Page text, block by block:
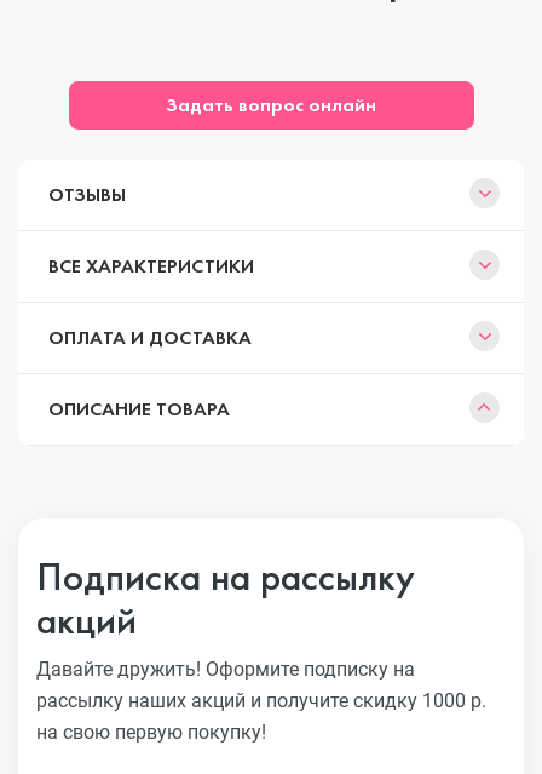
Задать вопрос онлайн
ОТЗЫВЫ
ВСЕ ХАРАКТЕРИСТИКИ
ОПЛАТА И ДОСТАВКА
ОПИСАНИЕ ТОВАРА
Подписка на рассылку
акций
Давайте дружить! Оформите подписку на
рассылку наших акций и получите скидку 1000 р.
на свою первую покупку!